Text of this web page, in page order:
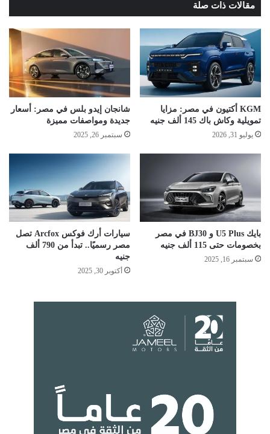
مقالات ذات صلة
KGM أكتيون في مصر: مزايا
تمويلية وكاش باك 145 ألف جنيه
يوليو 31, 2026
شانجان إيدو بلس في مصر: أسعار
جديدة ومواصفات مميزة
سبتمبر 26, 2025
بايك U5 Plus و BJ30 في مصر
بخصومات حتى 115 ألف جنيه
سبتمبر 16, 2025
سيارات أرك فوكس Arcfox تصل
مصر رسميًا.. تبدأ من 790 ألف
جنيه
أكتوبر 30, 2025